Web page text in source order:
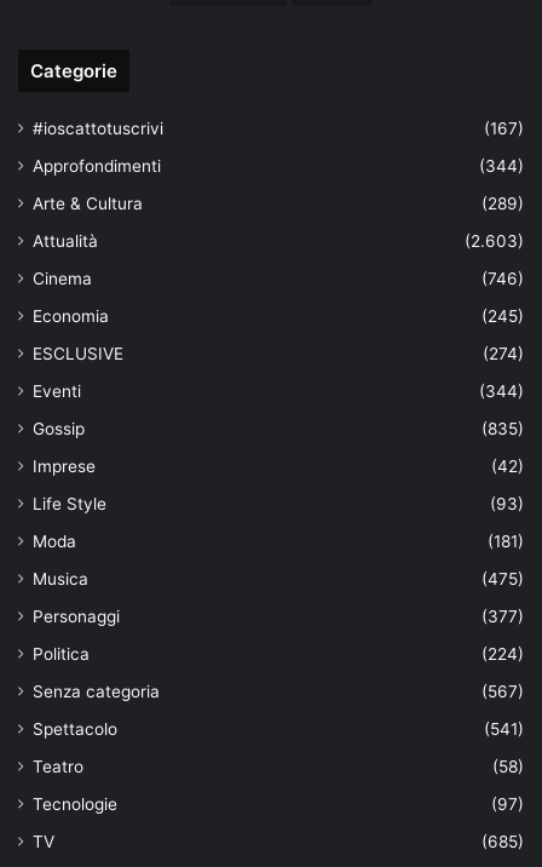
Categorie
#ioscattotuscrivi
(167)
Approfondimenti
(344)
Arte & Cultura
(289)
Attualità
(2.603)
Cinema
(746)
Economia
(245)
ESCLUSIVE
(274)
Eventi
(344)
Gossip
(835)
Imprese
(42)
Life Style
(93)
Moda
(181)
Musica
(475)
Personaggi
(377)
Politica
(224)
Senza categoria
(567)
Spettacolo
(541)
Teatro
(58)
Tecnologie
(97)
TV
(685)